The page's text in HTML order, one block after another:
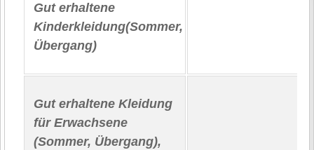
Gut erhaltene
Kinderkleidung(Sommer,
Übergang)
Gut erhaltene Kleidung
für Erwachsene
(Sommer, Übergang),